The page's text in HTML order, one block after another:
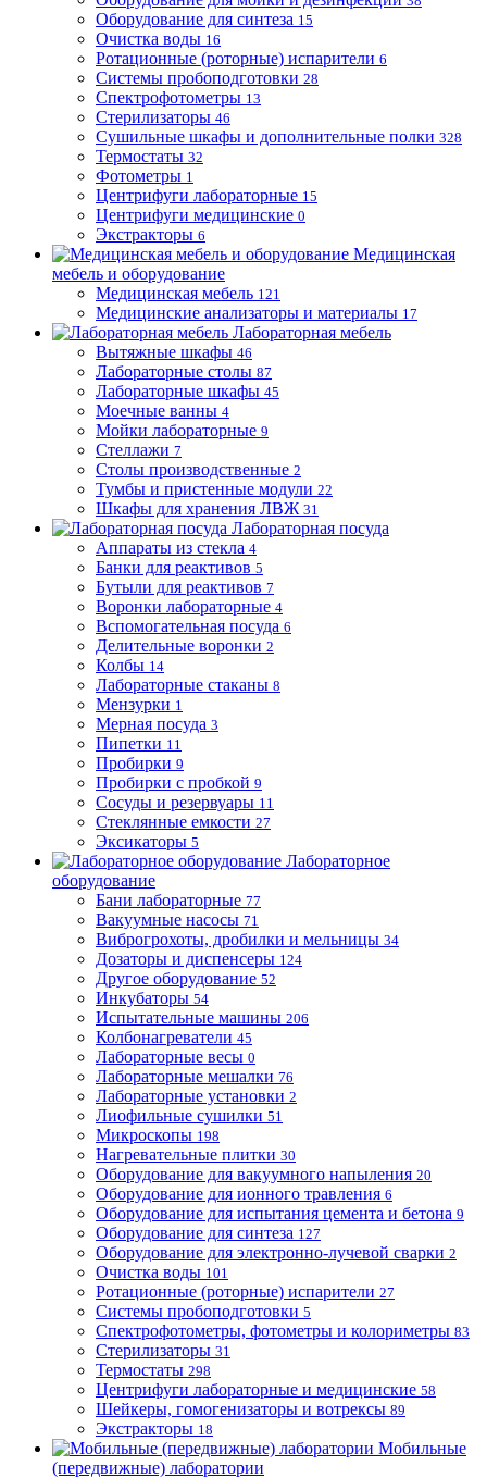
Оборудование для синтеза 15
Очистка воды 16
Ротационные (роторные) испарители 6
Системы пробоподготовки 28
Спектрофотометры 13
Стерилизаторы 46
Сушильные шкафы и дополнительные полки 328
Термостаты 32
Фотометры 1
Центрифуги лабораторные 15
Центрифуги медицинские 0
Экстракторы 6
Медицинская
мебель и оборудование
Медицинская мебель 121
Медицинские анализаторы и материалы 17
Лабораторная мебель
Вытяжные шкафы 46
Лабораторные столы 87
Лабораторные шкафы 45
Моечные ванны 4
Мойки лабораторные 9
Стеллажи 7
Столы производственные 2
Тумбы и пристенные модули 22
Шкафы для хранения ЛВЖ 31
Лабораторная посуда
Аппараты из стекла 4
Банки для реактивов 5
Бутыли для реактивов 7
Воронки лабораторные 4
Вспомогательная посуда 6
Делительные воронки 2
Колбы 14
Лабораторные стаканы 8
Мензурки 1
Мерная посуда 3
Пипетки 11
Пробирки 9
Пробирки с пробкой 9
Сосуды и резервуары 11
Стеклянные емкости 27
Эксикаторы 5
Лабораторное
оборудование
Бани лабораторные 77
Вакуумные насосы 71
Виброгрохоты, дробилки и мельницы 34
Дозаторы и диспенсеры 124
Другое оборудование 52
Инкубаторы 54
Испытательные машины 206
Колбонагреватели 45
Лабораторные весы 0
Лабораторные мешалки 76
Лабораторные установки 2
Лиофильные сушилки 51
Микроскопы 198
Нагревательные плитки 30
Оборудование для вакуумного напыления 20
Оборудование для ионного травления 6
Оборудование для испытания цемента и бетона 9
Оборудование для синтеза 127
Оборудование для электронно-лучевой сварки 2
Очистка воды 101
Ротационные (роторные) испарители 27
Системы пробоподготовки 5
Спектрофотометры, фотометры и колориметры 83
Стерилизаторы 31
Термостаты 298
Центрифуги лабораторные и медицинские 58
Шейкеры, гомогенизаторы и вотрексы 89
Экстракторы 18
Мобильные
(передвижные) лаборатории